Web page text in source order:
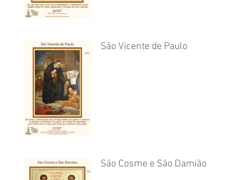
São Vicente de Paulo
São Cosme e São Damião